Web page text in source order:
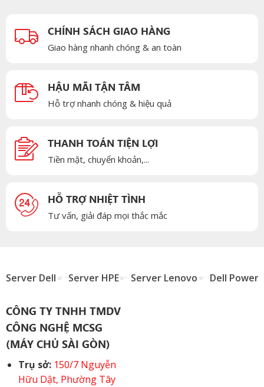
CHÍNH SÁCH GIAO HÀNG
Giao hàng nhanh chóng & an toàn
HẬU MÃI TẬN TÂM
Hỗ trợ nhanh chóng & hiệu quả
THANH TOÁN TIỆN LỢI
Tiền mặt, chuyển khoản,...
HỖ TRỢ NHIỆT TÌNH
Tư vấn, giải đáp mọi thắc mắc
Server Dell Server HPE Server Lenovo Dell
CÔNG TY TNHH TMDV
CÔNG NGHỆ MCSG
(MÁY CHỦ SÀI GÒN)
Trụ sở: 150/7 Nguyễn
Hữu Dật, Phường Tây